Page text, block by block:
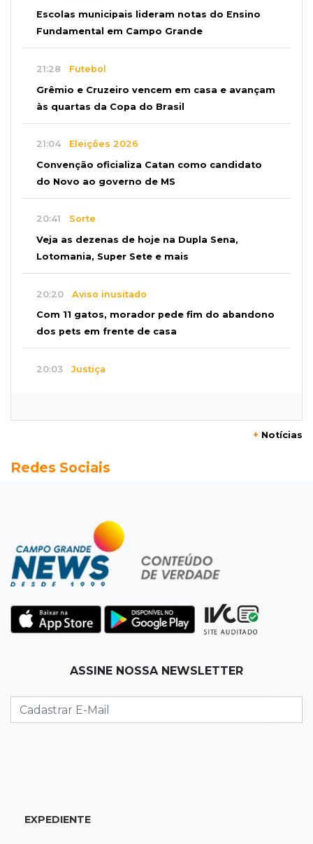
Escolas municipais lideram notas do Ensino
Fundamental em Campo Grande
21:28 Futebol
Grêmio e Cruzeiro vencem em casa e avançam
às quartas da Copa do Brasil
21:04 Eleições 2026
Convenção oficializa Catan como candidato
do Novo ao governo de MS
20:41 Sorte
Veja as dezenas de hoje na Dupla Sena,
Lotomania, Super Sete e mais
20:20 Aviso inusitado
Com 11 gatos, morador pede fim do abandono
dos pets em frente de casa
20:03 Justiça
Júri condena a 25 anos homem que atropelou
Banco Central reduz juros para 14% ao ano em
4º corte consecutivo
Dólar comercial fecha cotado a R$ 5,12 com
atenção ao cenário externo
Ideb
Estado, mas aprendizagem recua
18:02Ideb
+ Notícias
Redes Sociais
ASSINE NOSSA NEWSLETTER
EXPEDIENTE